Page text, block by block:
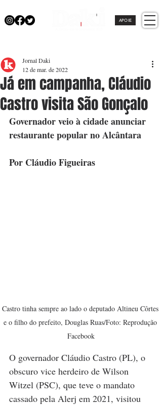
APOIE
Já em campanha, Cláudio
Castro visita São Gonçalo
Jornal Daki
12 de mar. de 2022
Governador veio à cidade anunciar
restaurante popular no Alcântara
Por Cláudio Figueiras
Castro tinha sempre ao lado o deputado Altineu Côrtes
e o filho do prefeito, Douglas Ruas/Foto: Reprodução
Facebook
O governador Cláudio Castro (PL), o
obscuro vice herdeiro de Wilson
Witzel (PSC), que teve o mandato
cassado pela Alerj em 2021, visitou